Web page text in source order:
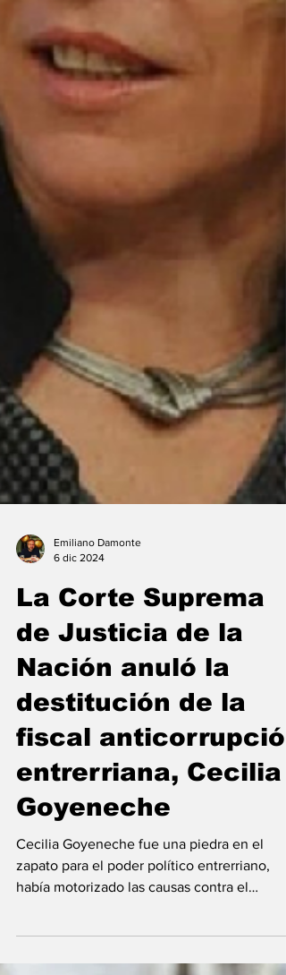
Emiliano Damonte
La Corte Suprema
de Justicia de la
Nación anuló la
destitución de la
fiscal
entrerriana, Cecilia
Cecilia Goyeneche fue una piedra en el
zapato para el poder político entrerriano,